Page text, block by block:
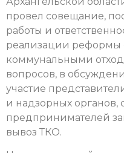
провел совещание,
работы и
реализации реформы
коммунальными
вопросов, в
участие
и надзорных органов,
предпринимателей
вывоз ТКО.